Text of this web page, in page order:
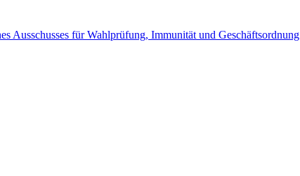
Ausschusses für Wahlprüfung, Immunität und Geschäftsordnung